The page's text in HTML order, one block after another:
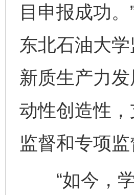
目申报成功
东北石油大
新质生产力
动性创造性
监督和专项
“如今，学